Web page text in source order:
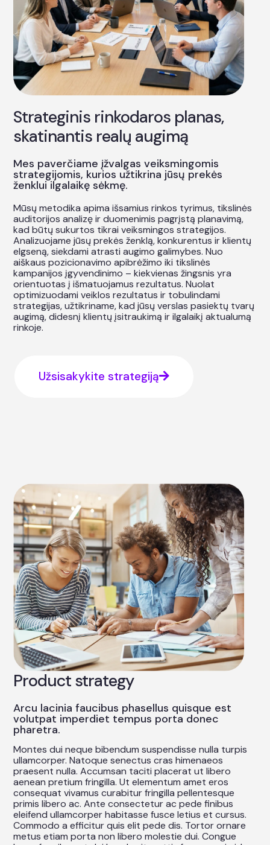
Strateginis rinkodaros planas,
skatinantis realų augimą
Mes paverčiame įžvalgas veiksmingomis
strategijomis, kurios užtikrina jūsų prekės
ženklui ilgalaikę sėkmę.
Mūsų metodika apima išsamius rinkos tyrimus, tikslinės
auditorijos analizę ir duomenimis pagrįstą planavimą,
kad būtų sukurtos tikrai veiksmingos strategijos.
Analizuojame jūsų prekės ženklą, konkurentus ir klientų
elgseną, siekdami atrasti augimo galimybes. Nuo
aiškaus pozicionavimo apibrėžimo iki tikslinės
kampanijos įgyvendinimo – kiekvienas žingsnis yra
orientuotas į išmatuojamus rezultatus. Nuolat
optimizuodami veiklos rezultatus ir tobulindami
strategijas, užtikriname, kad jūsų verslas pasiektų tvarų
augimą, didesnį klientų įsitraukimą ir ilgalaikį aktualumą
rinkoje.
Užsisakykite strategiją
Product strategy
Arcu lacinia faucibus phasellus quisque est
volutpat imperdiet tempus porta donec
pharetra.
Montes dui neque bibendum suspendisse nulla turpis
ullamcorper. Natoque senectus cras himenaeos
praesent nulla. Accumsan taciti placerat ut libero
aenean pretium fringilla. Ut elementum amet eros
consequat vivamus curabitur fringilla pellentesque
primis libero ac. Ante consectetur ac pede finibus
eleifend ullamcorper habitasse fusce letius et cursus.
Commodo a efficitur quis elit pede dis. Tortor ornare
metus etiam porta non libero molestie dui. Congue